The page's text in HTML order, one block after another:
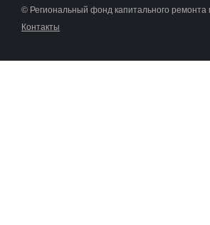
© Региональный фонд капитального
Контакты